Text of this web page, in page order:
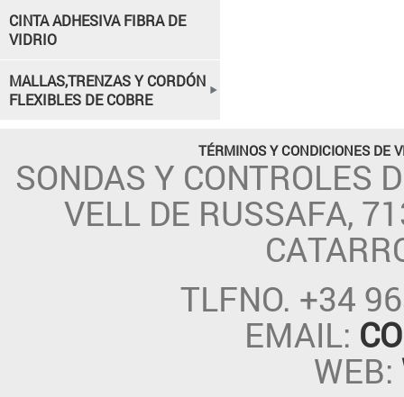
CINTA ADHESIVA FIBRA DE
VIDRIO
MALLAS,TRENZAS Y CORDÓN
FLEXIBLES DE COBRE
TÉRMINOS Y CONDICIONES DE
SONDAS Y CONTROLES
VELL DE RUSSAFA,
TLFNO. +34
EMAIL:
WEB: